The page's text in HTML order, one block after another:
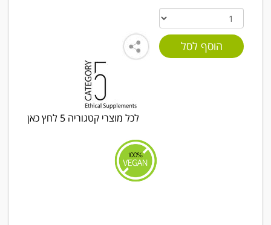
לכל מוצרי קטגוריה 5 לחץ כאן